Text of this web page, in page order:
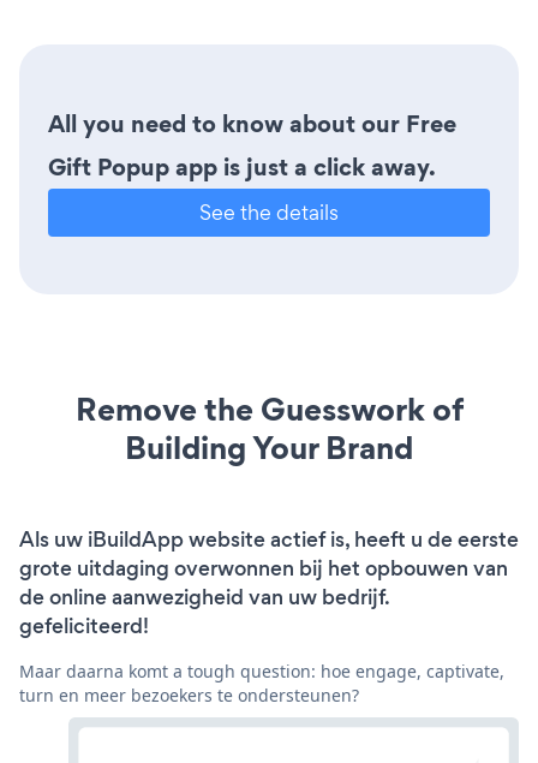
All you need to know about our Free
Gift Popup app is just a click away.
See the details
Remove the Guesswork of
Building Your Brand
Als uw iBuildApp website actief is, heeft u de eerste
grote uitdaging overwonnen bij het opbouwen van
de online aanwezigheid van uw bedrijf.
gefeliciteerd!
Maar daarna komt a tough question: hoe engage, captivate,
turn en meer bezoekers te ondersteunen?